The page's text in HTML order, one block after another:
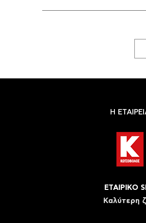
Η
ΕΤΑΙΡΙΚΟ
Καλύτερη